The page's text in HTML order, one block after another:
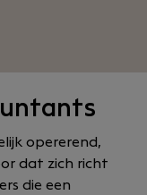
opererend,
dat zich richt
die een